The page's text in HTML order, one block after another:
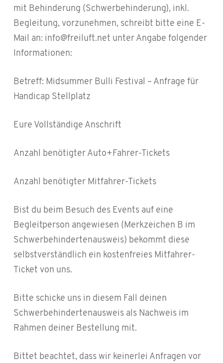
mit Behinderung (Schwerbehinderung), inkl.
Begleitung, vorzunehmen, schreibt bitte eine E-
Mail an: info@freiluft.net unter Angabe folgender
Informationen:
Betreff: Midsummer Bulli Festival – Anfrage für
Handicap Stellplatz
Eure Vollständige Anschrift
Anzahl benötigter Auto+Fahrer-Tickets
Anzahl benötigter Mitfahrer-Tickets
Bist du beim Besuch des Events auf eine
Begleitperson angewiesen (Merkzeichen B im
Schwerbehindertenausweis) bekommt diese
selbstverständlich ein kostenfreies Mitfahrer-
Ticket von uns.
Bitte schicke uns in diesem Fall deinen
Schwerbehindertenausweis als Nachweis im
Rahmen deiner Bestellung mit.
Bittet beachtet, dass wir keinerlei Anfragen vor